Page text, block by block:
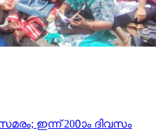
ഇന്ന് 200ാം ദിവസം